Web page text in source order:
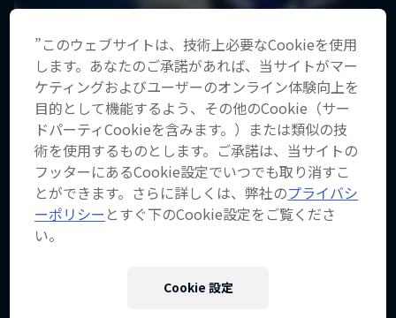
”このウェブサイトは、技術上必要なCookieを使用
します。あなたのご承諾があれば、当サイトがマー
ケティングおよびユーザーのオンライン体験向上を
目的として機能するよう、その他のCookie（サー
ドパーティCookieを含みます。）または類似の技
術を使用するものとします。ご承諾は、当サイトの
フッターにあるCookie設定でいつでも取り消すこ
とができます。さらに詳しくは、弊社のプライバシ
ーポリシー とすぐ下のCookie設定をご覧くださ
い。
Cookie 設定